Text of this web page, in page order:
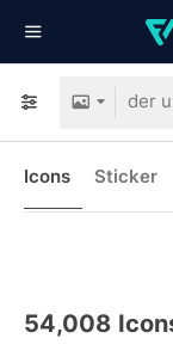
Icons Sticker
54,008